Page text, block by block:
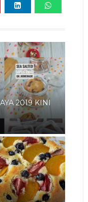
2019 KINI